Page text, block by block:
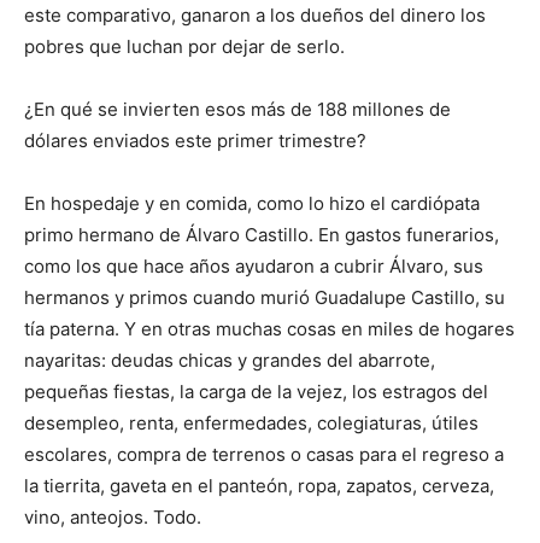
este comparativo, ganaron a los dueños del dinero los
pobres que luchan por dejar de serlo.
¿En qué se invierten esos más de 188 millones de
dólares enviados este primer trimestre?
En hospedaje y en comida, como lo hizo el cardiópata
primo hermano de Álvaro Castillo. En gastos funerarios,
como los que hace años ayudaron a cubrir Álvaro, sus
hermanos y primos cuando murió Guadalupe Castillo, su
tía paterna. Y en otras muchas cosas en miles de hogares
nayaritas: deudas chicas y grandes del abarrote,
pequeñas fiestas, la carga de la vejez, los estragos del
desempleo, renta, enfermedades, colegiaturas, útiles
escolares, compra de terrenos o casas para el regreso a
la tierrita, gaveta en el panteón, ropa, zapatos, cerveza,
vino, anteojos. Todo.